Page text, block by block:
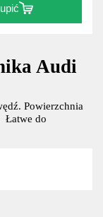
Audi
Powierzchnia
Łatwe do